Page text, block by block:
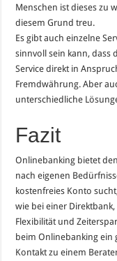
Menschen ist dieses zu
diesem Grund treu.
Es gibt auch einzelne
sinnvoll sein kann, dass
Service direkt in
Fremdwährung. Aber
unterschiedliche
Fazit
Onlinebanking bietet
nach eigenen
kostenfreies Konto
wie bei einer
Flexibilität und
beim Onlinebanking ein
Kontakt zu einem